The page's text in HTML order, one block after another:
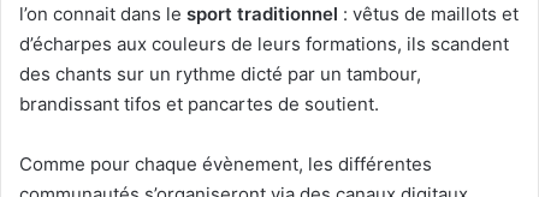
l’on connait dans le sport traditionnel : vêtus de maillots et
d’écharpes aux couleurs de leurs formations, ils scandent
des chants sur un rythme dicté par un tambour,
brandissant tifos et pancartes de soutient.
Comme pour chaque évènement, les différentes